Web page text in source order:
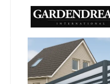
Bildergalerie überspringen